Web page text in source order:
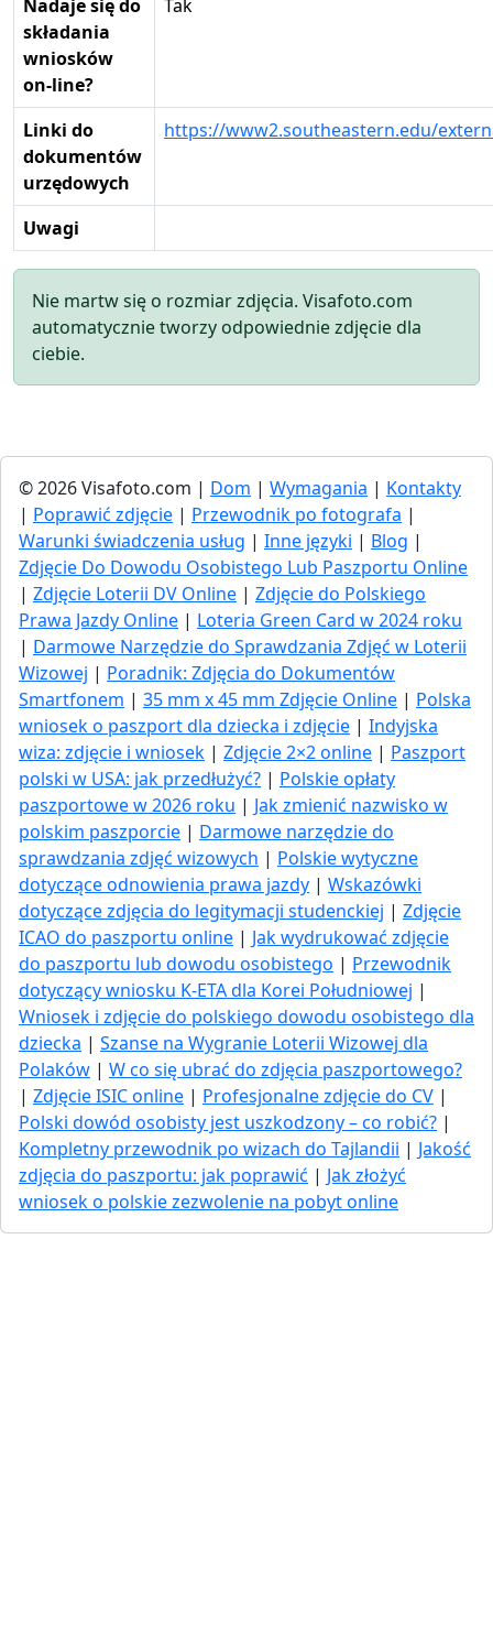
Nadaje się do
składania
wniosków
on-line?
Tak
Linki do
dokumentów
urzędowych
https://www2.southeastern.edu/
Uwagi
Nie martw się o rozmiar zdjęcia. Visafoto.com
automatycznie tworzy odpowiednie zdjęcie dla
ciebie.
© 2026 Visafoto.com | Dom | Wymagania | Kontakty
| Poprawić zdjęcie | Przewodnik po fotografa |
Warunki świadczenia usług | Inne języki | Blog |
Zdjęcie Do Dowodu Osobistego Lub Paszportu Online
| Zdjęcie Loterii DV Online | Zdjęcie do Polskiego
Prawa Jazdy Online | Loteria Green Card w 2024 roku
| Darmowe Narzędzie do Sprawdzania Zdjęć w Loterii
Wizowej | Poradnik: Zdjęcia do Dokumentów
Smartfonem | 35 mm x 45 mm Zdjęcie Online | Polska
wniosek o paszport dla dziecka i zdjęcie | Indyjska
wiza: zdjęcie i wniosek | Zdjęcie 2×2 online | Paszport
polski w USA: jak przedłużyć​? | Polskie opłaty
paszportowe w 2026 roku | Jak zmienić nazwisko w
polskim paszporcie | Darmowe narzędzie do
sprawdzania zdjęć wizowych | Polskie wytyczne
dotyczące odnowienia prawa jazdy | Wskazówki
dotyczące zdjęcia do legitymacji studenckiej | Zdjęcie
ICAO do paszportu online | Jak wydrukować zdjęcie
do paszportu lub dowodu osobistego | Przewodnik
dotyczący wniosku K-ETA dla Korei Południowej |
Wniosek i zdjęcie do polskiego dowodu osobistego dla
dziecka | Szanse na Wygranie Loterii Wizowej dla
Polaków | W co się ubrać do zdjęcia paszportowego?
| Zdjęcie ISIC online | Profesjonalne zdjęcie do CV |
Polski dowód osobisty jest uszkodzony – co robić? |
Kompletny przewodnik po wizach do Tajlandii | Jakość
zdjęcia do paszportu: jak poprawić | Jak złożyć
wniosek o polskie zezwolenie na pobyt online